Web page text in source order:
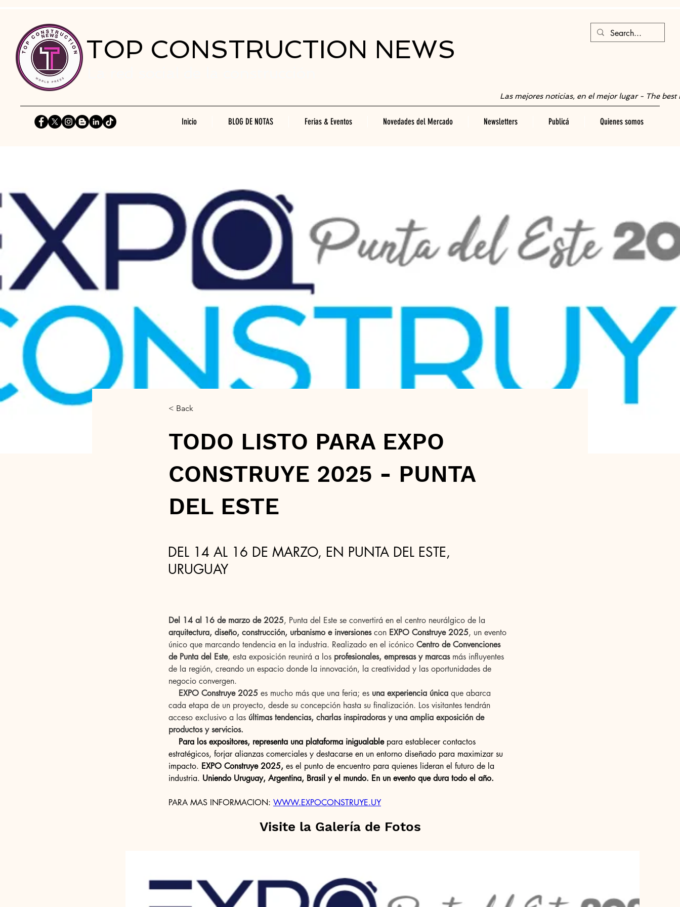
TOP CONSTRUCTION NEWS
Las mejores noticias, en el mejor lugar - The best
Inicio BLOG DE NOTAS Ferias & Eventos Novedades del Mercado Newsletters Publicá Quienes somos
< Back
TODO LISTO PARA EXPO
CONSTRUYE 2025 - PUNTA
DEL ESTE
DEL 14 AL 16 DE MARZO, EN PUNTA DEL ESTE,
URUGUAY
Del 14 al 16 de marzo de 2025, Punta del Este se convertirá en el centro neurálgico de la
arquitectura, diseño, construcción, urbanismo e inversiones con EXPO Construye 2025, un evento
único que marcando tendencia en la industria. Realizado en el icónico Centro de Convenciones
de Punta del Este, esta exposición reunirá a los profesionales, empresas y marcas más influyentes
de la región, creando un espacio donde la innovación, la creatividad y las oportunidades de
negocio convergen.
EXPO Construye 2025 es mucho más que una feria; es una experiencia única que abarca
cada etapa de un proyecto, desde su concepción hasta su finalización. Los visitantes tendrán
acceso exclusivo a las últimas tendencias, charlas inspiradoras y una amplia exposición de
productos y servicios.
Para los expositores, representa una plataforma inigualable para establecer contactos
estratégicos, forjar alianzas comerciales y destacarse en un entorno diseñado para maximizar su
impacto. EXPO Construye 2025, es el punto de encuentro para quienes lideran el futuro de la
industria. Uniendo Uruguay, Argentina, Brasil y el mundo. En un evento que dura todo el año.
PARA MAS INFORMACION: WWW.EXPOCONSTRUYE.UY
Visite la Galería de Fotos